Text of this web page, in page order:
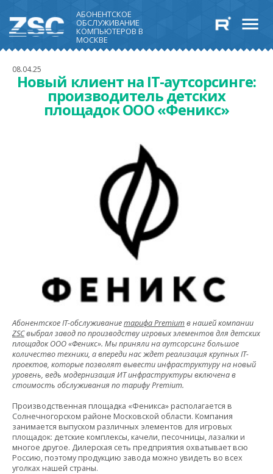
АБОНЕНТСКОЕ
ОБСЛУЖИВАНИЕ
КОМПЬЮТЕРОВ В
МОСКВЕ
08.04.25
Новый клиент на IT-аутсорсинге:
производитель детских
площадок ООО «Феникс»
Абонентское IT-обслуживаниетарифа Premiumв нашей компании
ZSCвыбрал завод по производству игровых элементов для детских
площадок ООО «Феникс». Мы приняли на аутсорсинг большое
количество техники, а впереди нас ждет реализация крупных IT-
проектов, которые позволят вывести инфраструктуру на новый
уровень, ведь модернизация ИТ инфраструктуры включена в
стоимость обслуживания по тарифу Premium.
Производственная площадка «Феникса» располагается в
Солнечногорском районе Московской области. Компания
занимается выпуском различных элементов для игровых
площадок: детские комплексы, качели, песочницы, лазалки и
многое другое. Дилерская сеть предприятия охватывает всю
Россию, поэтому продукцию завода можно увидеть во всех
уголках нашей страны.